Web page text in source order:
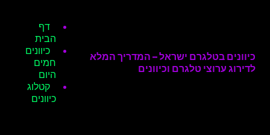
כיוונים בטלגרם ישראל – המדריך המלא
לדירוג ערוצי טלגרם וכיוונים
דף
הבית
כיוונים
חמים
היום
קטלוג
כיוונים